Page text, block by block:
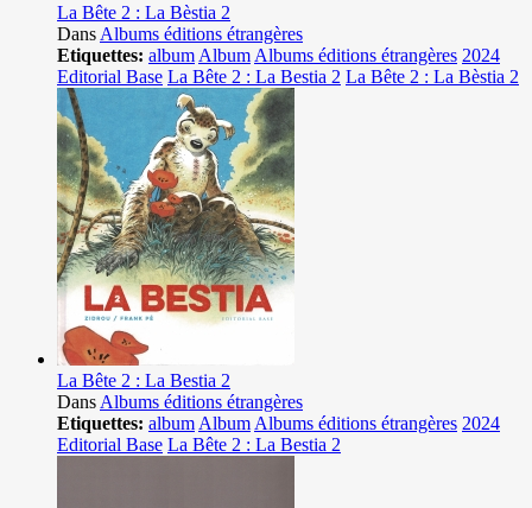
La Bête 2 : La Bèstia 2
Dans Albums éditions étrangères
Etiquettes: album Album Albums éditions étrangères 2024
Editorial Base La Bête 2 : La Bestia 2 La Bête 2 : La Bèstia 2
La Bête 2 : La Bestia 2
Dans Albums éditions étrangères
Etiquettes: album Album Albums éditions étrangères 2024
Editorial Base La Bête 2 : La Bestia 2